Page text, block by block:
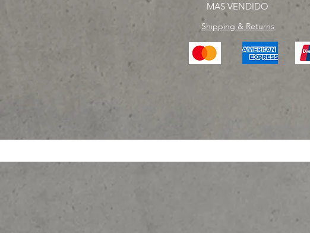
MAS VENDIDO
Shipping & Returns